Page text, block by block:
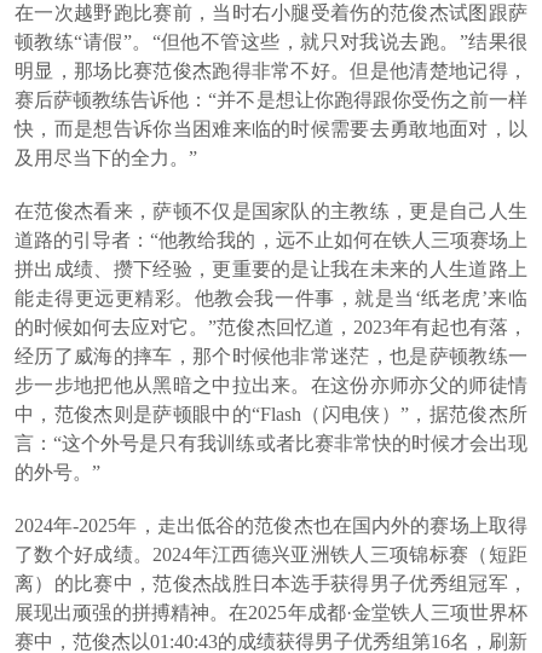
在一次越野跑比赛前，当时右小腿受着伤的范俊杰试图跟萨
顿教练“请假”。“但他不管这些，就只对我说去跑。”结果很
明显，那场比赛范俊杰跑得非常不好。但是他清楚地记得，
赛后萨顿教练告诉他：“并不是想让你跑得跟你受伤之前一样
快，而是想告诉你当困难来临的时候需要去勇敢地面对，以
及用尽当下的全力。”
在范俊杰看来，萨顿不仅是国家队的主教练，更是自己人生
道路的引导者：“他教给我的，远不止如何在铁人三项赛场上
拼出成绩、攒下经验，更重要的是让我在未来的人生道路上
能走得更远更精彩。他教会我一件事，就是当‘纸老虎’来临
的时候如何去应对它。”范俊杰回忆道，2023年有起也有落，
经历了威海的摔车，那个时候他非常迷茫，也是萨顿教练一
步一步地把他从黑暗之中拉出来。在这份亦师亦父的师徒情
中，范俊杰则是萨顿眼中的“Flash（闪电侠）”，据范俊杰所
言：“这个外号是只有我训练或者比赛非常快的时候才会出现
的外号。”
2024年-2025年，走出低谷的范俊杰也在国内外的赛场上取得
了数个好成绩。2024年江西德兴亚洲铁人三项锦标赛（短距
离）的比赛中，范俊杰战胜日本选手获得男子优秀组冠军，
展现出顽强的拼搏精神。在2025年成都·金堂铁人三项世界杯
赛中，范俊杰以01:40:43的成绩获得男子优秀组第16名，刷新